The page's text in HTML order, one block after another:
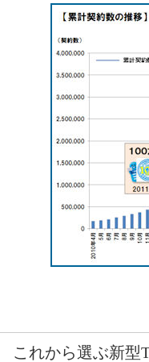
これから選ぶ新型